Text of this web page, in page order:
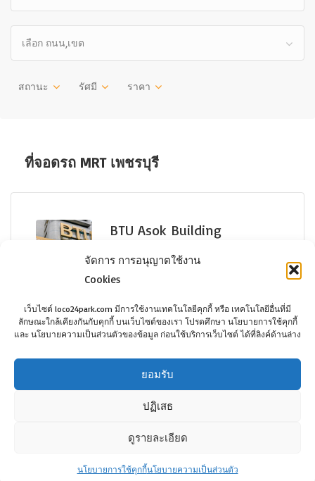
จัดการ การอนุญาตใช้งาน
Cookies
เว็บไซต์ loco24park.com มีการใช้งานเทคโนโลยีคุกกี้ หรือ เทคโนโลยีอื่นที่มี
ลักษณะใกล้เคียงกันกับคุกกี้ บนเว็บไซต์ของเรา โปรดศึกษา นโยบายการใช้คุกกี้
และ นโยบายความเป็นส่วนตัวของข้อมูล ก่อนใช้บริการเว็บไซต์ ได้ที่ลิงค์ด้านล่าง
ยอมรับ
ปฏิเสธ
ดูรายละเอียด
นโยบายการใช้คุกกี้นโยบายความเป็นส่วนตัว
เลือก ถนน,เขต
สถานะ รัศมี ราคา
ที่จอดรถ MRT เพชรบุรี
BTU Asok Building
ว่าง
BTU Asok Building
กรุงเทพฯ
©Copyright loco24park.com, 2017. All Rights
Reserved.